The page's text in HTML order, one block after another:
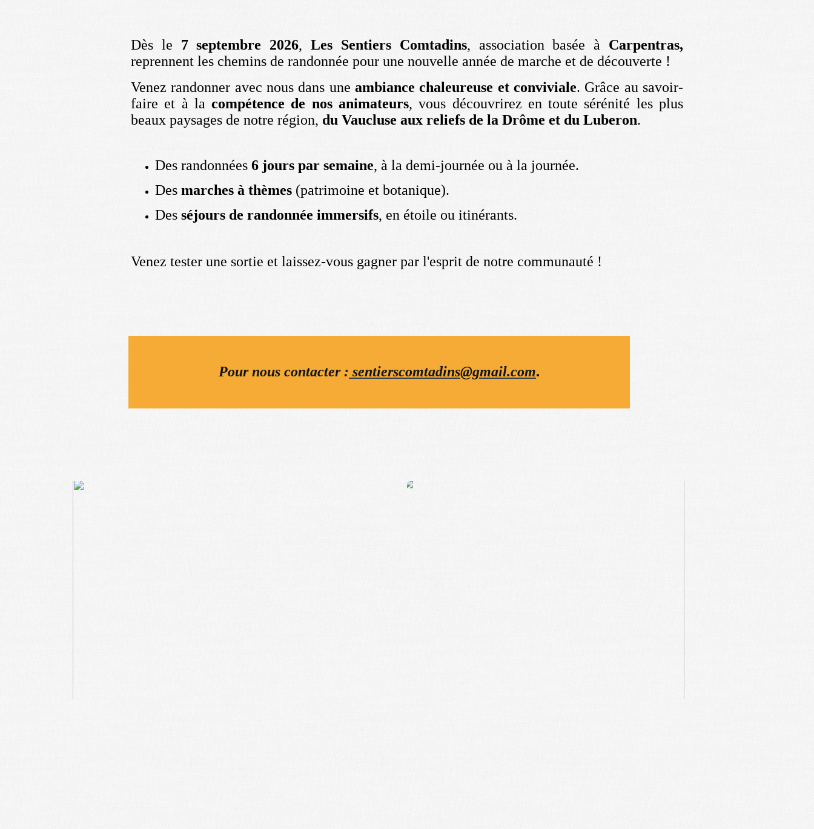
Dès le 7 septembre 2026,Les Sentiers Comtadins, association basée à Carpentras,
reprennent les chemins de randonnée pour une nouvelle année de marche et de découverte !
Venez randonner avec nous dans une ambiance chaleureuse et conviviale. Grâce au savoir-
faire et à lacompétence de nos animateurs, vous découvrirez en toute sérénité les plus
beaux paysages de notre région, du Vaucluse aux reliefs de la Drôme et du Luberon.
Des randonnées 6 jours par semaine, à la demi-journée ou à la journée.
Des marches à thèmes (patrimoine et botanique).
Des séjours de randonnée immersifs, en étoile ou itinérants.
Venez tester une sortie et laissez-vous gagner par l'esprit de notre communauté !
Pour nous contacter : sentierscomtadins@gmail.com.